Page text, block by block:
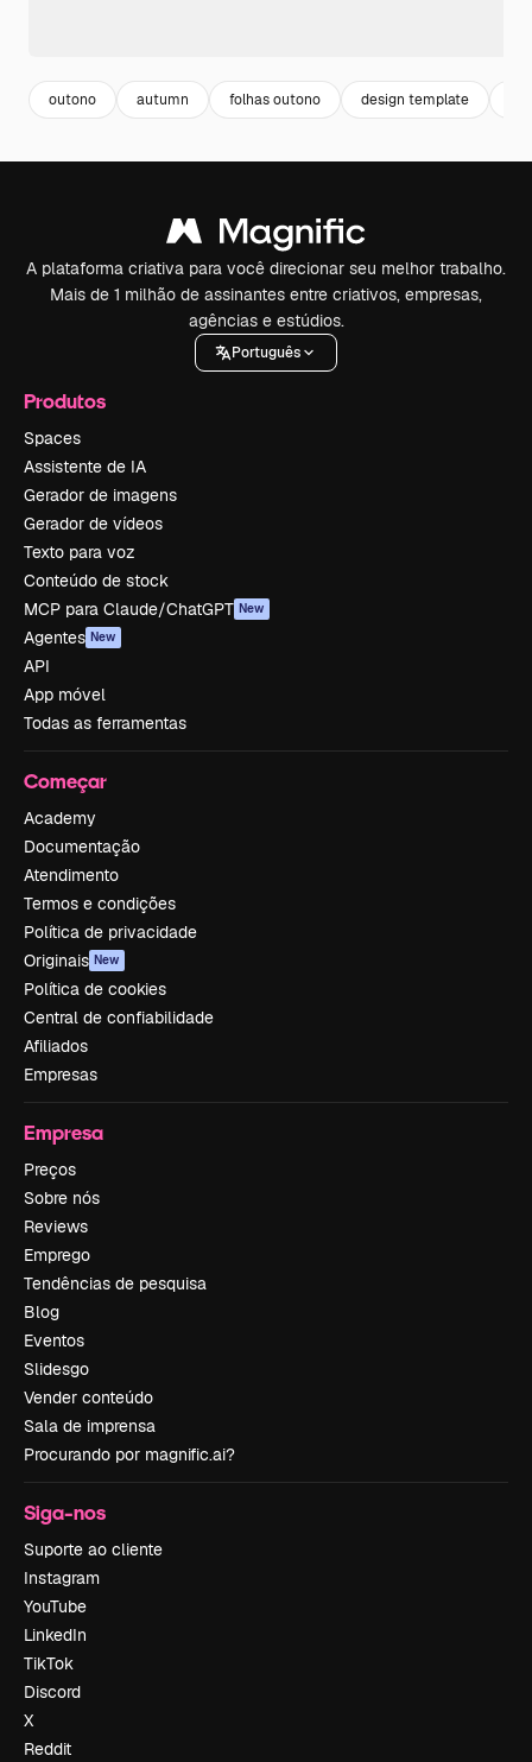
outono autumn folhas outono design template
A plataforma criativa para você direcionar seu melhor trabalho.
Mais de 1 milhão de assinantes entre criativos, empresas,
agências e estúdios.
Português
Produtos
Spaces
Assistente de IA
Gerador de imagens
Gerador de vídeos
Texto para voz
Conteúdo de stock
MCP para Claude/ChatGPT New
Agentes New
API
App móvel
Todas as ferramentas
Começar
Academy
Documentação
Atendimento
Termos e condições
Política de privacidade
Originais New
Política de cookies
Central de confiabilidade
Afiliados
Empresas
Empresa
Preços
Sobre nós
Reviews
Emprego
Tendências de pesquisa
Blog
Eventos
Slidesgo
Vender conteúdo
Sala de imprensa
Procurando por magnific.ai?
Siga-nos
Suporte ao cliente
Instagram
YouTube
LinkedIn
TikTok
Discord
X
Reddit